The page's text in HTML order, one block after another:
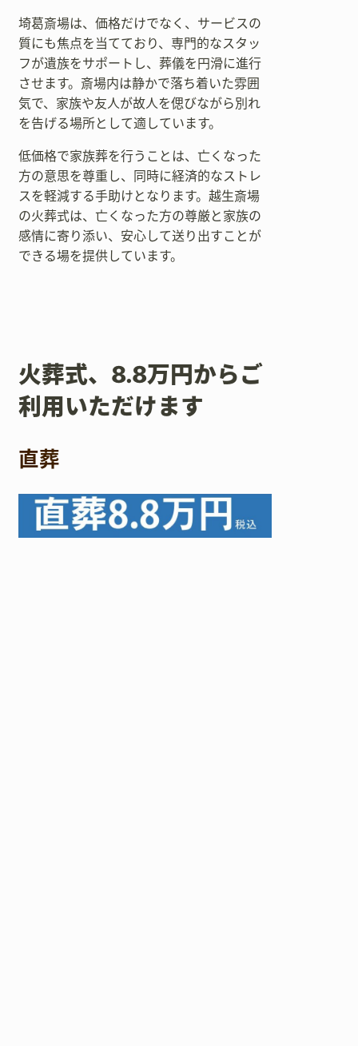
埼葛斎場は、価格だけでなく、サービスの
質にも焦点を当てており、専門的なスタッ
フが遺族をサポートし、葬儀を円滑に進行
させます。斎場内は静かで落ち着いた雰囲
気で、家族や友人が故人を偲びながら別れ
を告げる場所として適しています。
低価格で家族葬を行うことは、亡くなった
方の意思を尊重し、同時に経済的なストレ
スを軽減する手助けとなります。越生斎場
の火葬式は、亡くなった方の尊厳と家族の
感情に寄り添い、安心して送り出すことが
できる場を提供しています。
火葬式、8.8万円からご
利用いただけます
直葬